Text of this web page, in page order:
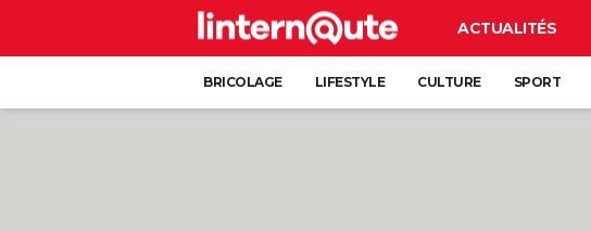
ACTUALITÉS
BRICOLAGE LIFESTYLE CULTURE SPORT